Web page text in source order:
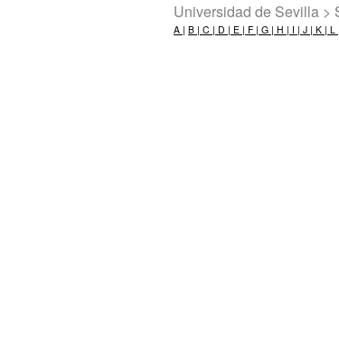
Universidad de Sevilla >
A | B | C | D | E | F | G | H | I | J | K | L |